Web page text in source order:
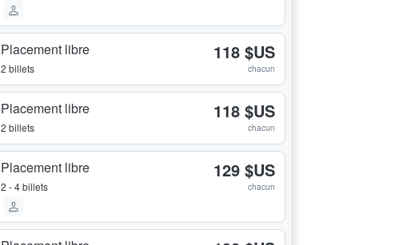
Placement libre
2 billets
118 $US
chacun
Placement libre
2 billets
118 $US
chacun
Placement libre
2 - 4 billets
129 $US
chacun